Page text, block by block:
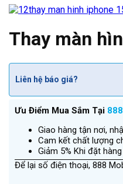
Thay màn
Liên hệ báo giá?
Ưu Điểm Mua Sắm Tại
Giao hàng tận nơi,
Cam kết chất lượng
Giảm 5% Khi đặt
Để lại số điện thoại, 888